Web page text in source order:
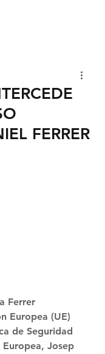
FERRER
Ferrer
Europea (UE)
de Seguridad
Josep